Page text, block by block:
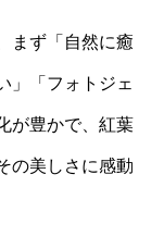
まず「自然に癒
」「フォトジェ
が豊かで、紅葉
の美しさに感動